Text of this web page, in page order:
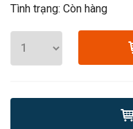
Tình trạng: Còn hàng